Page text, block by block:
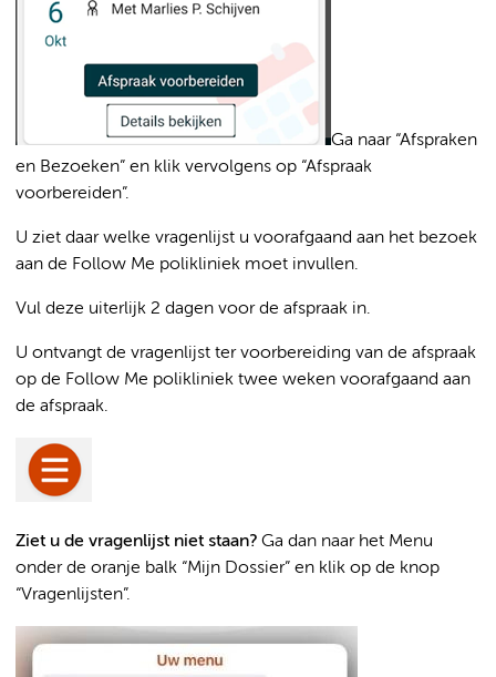
Ga naar “Afspraken
en Bezoeken” en klik vervolgens op “Afspraak
voorbereiden”.
U ziet daar welke vragenlijst u voorafgaand aan het bezoek
aan de Follow Me polikliniek moet invullen.
Vul deze uiterlijk 2 dagen voor de afspraak in.
U ontvangt de vragenlijst ter voorbereiding van de afspraak
op de Follow Me polikliniek twee weken voorafgaand aan
de afspraak.
Ziet u de vragenlijst niet staan? Ga dan naar het Menu
onder de oranje balk “Mijn Dossier” en klik op de knop
“Vragenlijsten”.